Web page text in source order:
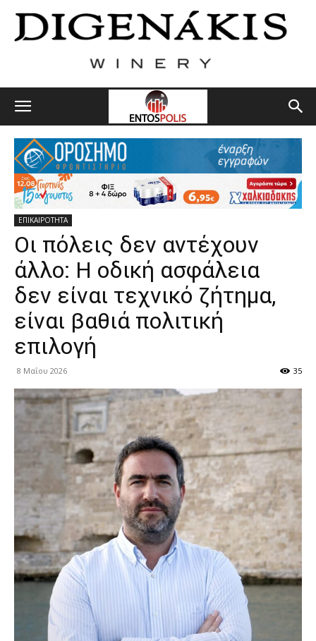
ΕΠΙΚΑΙΡΟΤΗΤΑ
Οι πόλεις δεν αντέχουν
άλλο: Η οδική ασφάλεια
δεν είναι τεχνικό ζήτημα,
είναι βαθιά πολιτική
επιλογή
8 Μαΐου 2026 35